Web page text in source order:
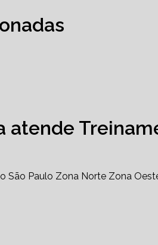
atende
São Paulo Zona Norte Zona